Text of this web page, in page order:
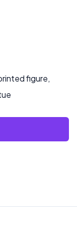
bemalen.
figure,